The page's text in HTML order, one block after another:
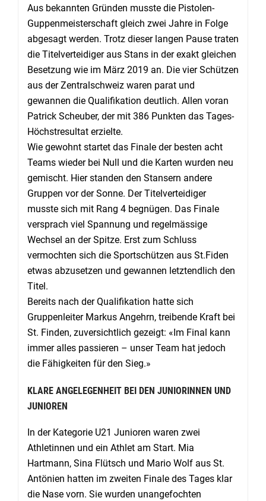
Aus bekannten Gründen musste die Pistolen-
Guppenmeisterschaft gleich zwei Jahre in Folge
abgesagt werden. Trotz dieser langen Pause traten
die Titelverteidiger aus Stans in der exakt gleichen
Besetzung wie im März 2019 an. Die vier Schützen
aus der Zentralschweiz waren parat und
gewannen die Qualifikation deutlich. Allen voran
Patrick Scheuber, der mit 386 Punkten das Tages-
Höchstresultat erzielte.
Wie gewohnt startet das Finale der besten acht
Teams wieder bei Null und die Karten wurden neu
gemischt. Hier standen den Stansern andere
Gruppen vor der Sonne. Der Titelverteidiger
musste sich mit Rang 4 begnügen. Das Finale
versprach viel Spannung und regelmässige
Wechsel an der Spitze. Erst zum Schluss
vermochten sich die Sportschützen aus St.Fiden
etwas abzusetzen und gewannen letztendlich den
Titel.
Bereits nach der Qualifikation hatte sich
Gruppenleiter Markus Angehrn, treibende Kraft bei
St. Finden, zuversichtlich gezeigt: «Im Final kann
immer alles passieren – unser Team hat jedoch
die Fähigkeiten für den Sieg.»
KLARE ANGELEGENHEIT BEI DEN JUNIORINNEN UND
JUNIOREN
In der Kategorie U21 Junioren waren zwei
Athletinnen und ein Athlet am Start. Mia
Hartmann, Sina Flütsch und Mario Wolf aus St.
Antönien hatten im zweiten Finale des Tages klar
die Nase vorn. Sie wurden unangefochten